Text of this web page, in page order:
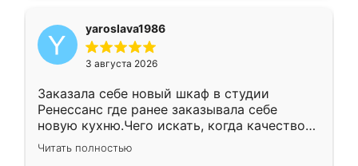
yaroslava1986
3 августа 2026
Заказала себе новый шкаф в студии
Ренессанс где ранее заказывала себе
новую кухню.Чего искать, когда качеством
вполне довольна. Служит кухня уже почти
два года, нареканий нет.
Читать полностью